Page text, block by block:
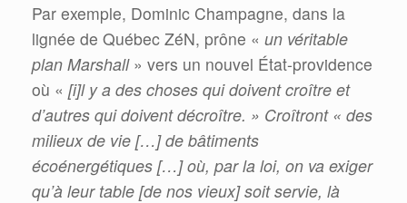
Par exemple, Dominic Champagne, dans la
lignée de Québec ZéN, prône « un véritable
plan Marshall» vers un nouvel État-providence
où « [i]l y a des choses qui doivent croître et
d’autres qui doivent décroître. » Croîtront « des
milieux de vie […] de bâtiments
écoénergétiques […] où, par la loi, on va exiger
qu’à leur table [de nos vieux] soit servie, là